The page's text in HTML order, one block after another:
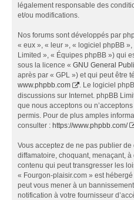
légalement responsable des
et/ou modifications.
Nos forums sont développés par
« eux », « leur », « logiciel phpBB
Limited », « Équipes phpBB ») qui
sous la licence « GNU General
après par « GPL ») et qui peut être
www.phpbb.com
. Le logiciel
discussions sur Internet. phpBB
que nous acceptons ou
permis. Pour de plus amples
consulter : https://www.phpbb.com/
Vous acceptez de ne pas publier
diffamatoire, choquant, menaçant,
contenu qui peut transgresser les
« Fourgon-plaisir.com » est
peut vous mener à un
notification à votre fournisseur